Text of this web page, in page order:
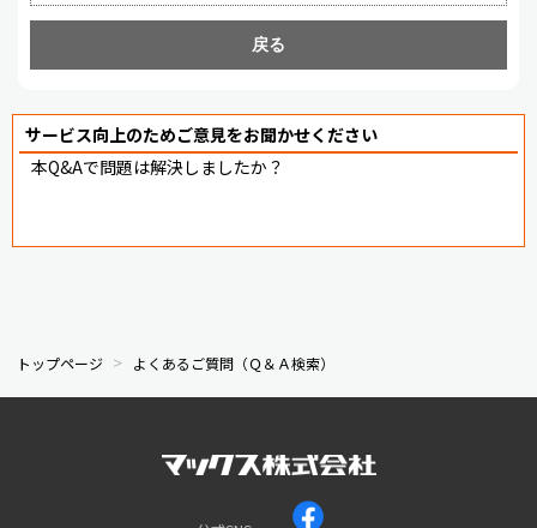
戻る
サービス向上のためご意見をお聞かせください
本Q&Aで問題は解決しましたか？
トップページ よくあるご質問（Ｑ＆Ａ検索）